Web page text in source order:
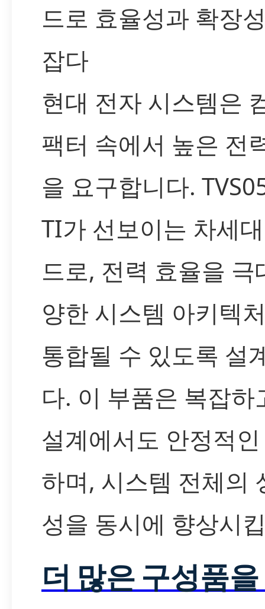
드로 효율성과 확장
잡다
현대 전자 시스템은
팩터 속에서 높은 전
을 요구합니다.
TI가 선보이는 차세
드로, 전력 효율을 극
양한 시스템 아키텍
통합될 수 있도록 설
다. 이 부품은 복잡하
설계에서도 안정적
하며, 시스템 전체의
성을 동시에 향상시
더 많은 구성품